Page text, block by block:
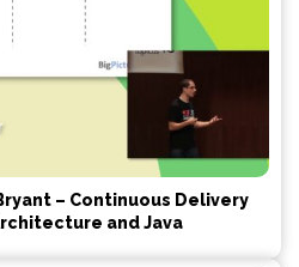
– Continuous Delivery
and Java